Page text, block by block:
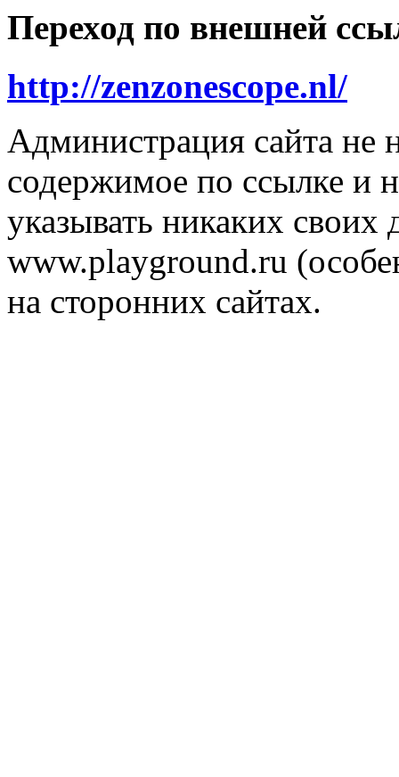
Переход по внешней
http://zenzonescope.nl/
Администрация сайта не
содержимое по ссылке и
указывать никаких
www.playground.ru
на сторонних сайтах.